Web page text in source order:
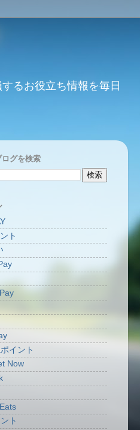
るお役立ち情報を毎日
ログを検索
ト
イント
Now
ト